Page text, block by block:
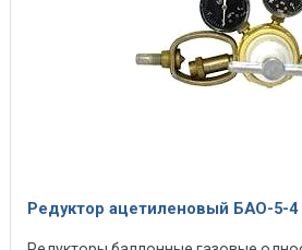
Редуктор ацетиленовый БАО-5-4